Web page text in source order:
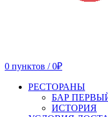
0 пунктов / 0₽
РЕСТОРАНЫ
БАР
ИСТОРИЯ